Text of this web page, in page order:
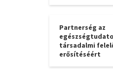
Partnerség az
társadalmi
erősítéséért